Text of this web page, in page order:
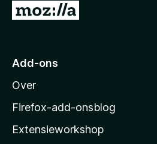
N
r
o
z
l
Add-ons
Over
Firefox-add-onsblog
Extensieworkshop